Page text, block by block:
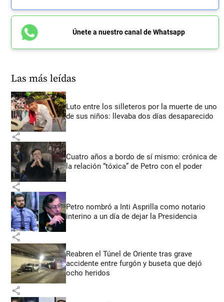
Únete a nuestro canal de Whatsapp
Las más leídas
Luto entre los silleteros por la muerte de uno
de sus niños: llevaba dos días desaparecido
share
Cuatro años a bordo de sí mismo: crónica de
la relación “tóxica” de Petro con el poder
share
Petro nombró a Inti Asprilla como notario
interino a un día de dejar la Presidencia
share
Reabren el Túnel de Oriente tras grave
accidente entre furgón y buseta que dejó
ocho heridos
share